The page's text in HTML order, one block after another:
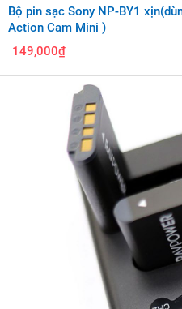
Bộ pin sạc Sony NP-BY1
Action Cam Mini )
149,000₫